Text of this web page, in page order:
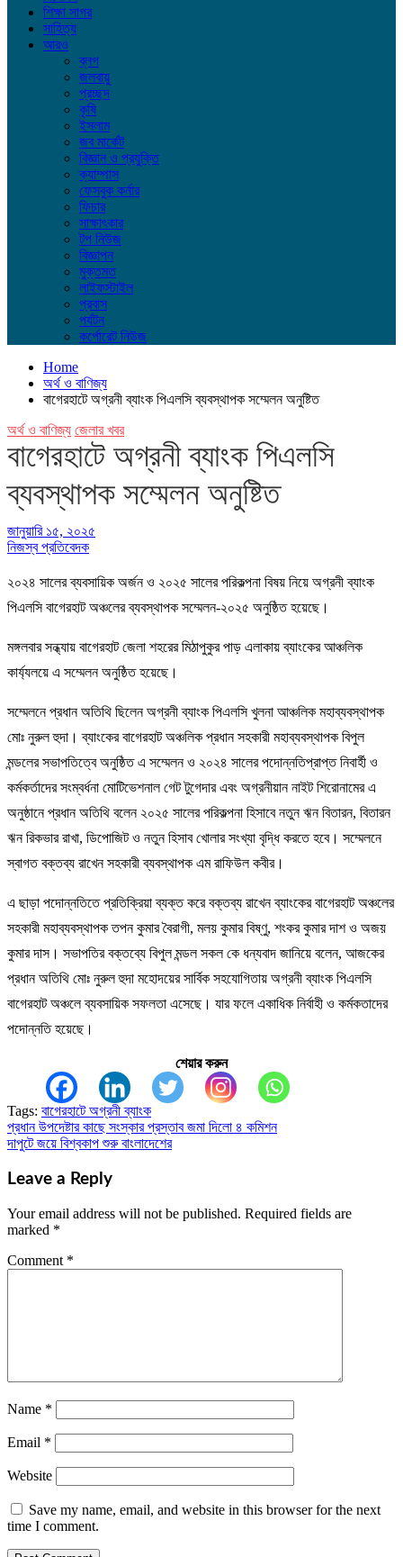
শিক্ষা সাগর
সাহিত্য
আরও
ব্লগ
জলবায়ু
প্রচ্ছদ
কৃষি
ইসলাম
জব মার্কেট
বিজ্ঞান ও প্রযুক্তি
ক্যাম্পাস
ফেসবুক কর্নার
ফিচার
সাক্ষাৎকার
টপ নিউজ
বিজ্ঞাপন
মুক্তমত
লাইফস্টাইল
প্রবাস
পর্যটন
কর্পোরেট নিউজ
Home
অর্থ ও বাণিজ্য
বাগেরহাটে অগ্রনী ব্যাংক পিএলসি ব্যবস্থাপক সম্মেলন অনুষ্টিত
অর্থ ও বাণিজ্য জেলার খবর
বাগেরহাটে অগ্রনী ব্যাংক পিএলসি
ব্যবস্থাপক সম্মেলন অনুষ্টিত
জানুয়ারি ১৫, ২০২৫
নিজস্ব প্রতিবেদক
২০২৪ সালের ব্যবসায়িক অর্জন ও ২০২৫ সালের পরিকল্পনা বিষয় নিয়ে অগ্রনী ব্যাংক
পিএলসি বাগেরহাট অঞ্চলের ব্যবস্থাপক সম্মেলন-২০২৫ অনুষ্ঠিত হয়েছে।
মঙ্গলবার সন্ধ্যায় বাগেরহাট জেলা শহরের মিঠাপুকুর পাড় এলাকায় ব্যাংকের আঞ্চলিক
কার্য্যলয়ে এ সম্মেলন অনুষ্ঠিত হয়েছে।
সম্মেলনে প্রধান অতিথি ছিলেন অগ্রনী ব্যাংক পিএলসি খুলনা আঞ্চলিক মহাব্যবস্থাপক
মোঃ নুরুল হুদা। ব্যাংকের বাগেরহাট অঞ্চলিক প্রধান সহকারী মহাব্যবস্থাপক বিপুল
মন্ডলের সভাপতিত্বে অনুষ্ঠিত এ সম্মেলন ও ২০২৪ সালের পদোন্নতিপ্রাপ্ত নিবার্হী ও
কর্মকর্তাদের সংম্বর্ধনা মোটিভেশনাল গেট টুগেদার এবং অগ্রনীয়ান নাইট শিরোনামের এ
অনুষ্ঠানে প্রধান অতিথি বলেন ২০২৫ সালের পরিকল্পনা হিসাবে নতুন ঋন বিতারন, বিতারন
ঋন রিকভার রাখা, ডিপোজিট ও নতুন হিসাব খোলার সংখ্যা বৃদ্ধি করতে হবে। সম্মেলনে
স্বাগত বক্তব্য রাখেন সহকারী ব্যবস্থাপক এম রাফিউল কবীর।
এ ছাড়া পদোন্নতিতে প্রতিক্রিয়া ব্যক্ত করে বক্তব্য রাখেন ব্যাংকের বাগেরহাট অঞ্চলের
সহকারী মহাব্যবস্থাপক তপন কুমার বৈরাগী, মলয় কুমার বিষ্ণু, শংকর কুমার দাশ ও অজয়
কুমার দাস। সভাপতির বক্তব্যে বিপুল মন্ডল সকল কে ধন্যবাদ জানিয়ে বলেন, আজকের
প্রধান অতিথি মোঃ নুরুল হুদা মহোদয়ের সার্বিক সহযোগিতায় অগ্রনী ব্যাংক পিএলসি
বাগেরহাট অঞ্চলে ব্যবসায়িক সফলতা এসেছে। যার ফলে একাধিক নির্বাহী ও কর্মকতাদের
পদোন্নতি হয়েছে।
শেয়ার করুন
Tags: বাগেরহাটে অগ্রনী ব্যাংক
Post
navigation
প্রধান উপদেষ্টার কাছে সংস্কার প্রস্তাব জমা দিলো ৪ কমিশন
দাপুটে জয়ে বিশ্বকাপ শুরু বাংলাদেশের
Leave a Reply
Your email address will not be published. Required fields are
marked *
Comment *
Name *
Email *
Website
Save my name, email, and website in this browser for the next
time I comment.